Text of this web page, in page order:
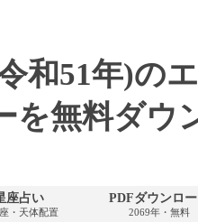
和51年)の
を無料ダウ
座占い
・天体配置
PDFダウンロ
2069年・無料